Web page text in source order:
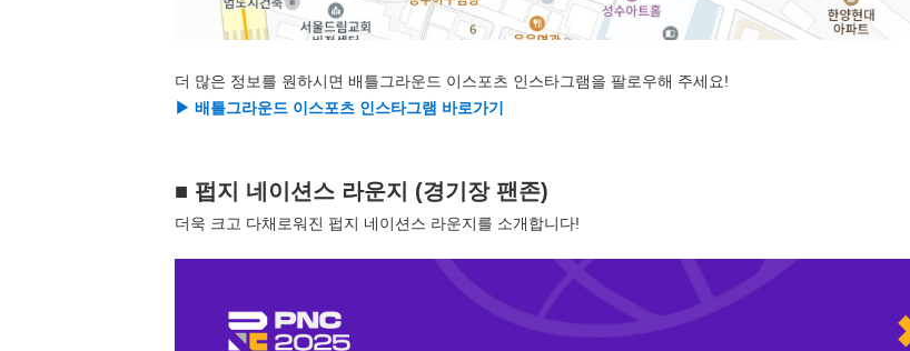
더 많은 정보를 원하시면 배틀그라운드 이스포츠 인스타그램을 팔로우해 주세요!
▶ 배틀그라운드 이스포츠 인스타그램 바로가기
■ 펍지 네이션스 라운지 (경기장 팬존)
더욱 크고 다채로워진 펍지 네이션스 라운지를 소개합니다!